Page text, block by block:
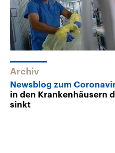
Archiv
Newsblog zum
in den Krankenhäusern
sinkt